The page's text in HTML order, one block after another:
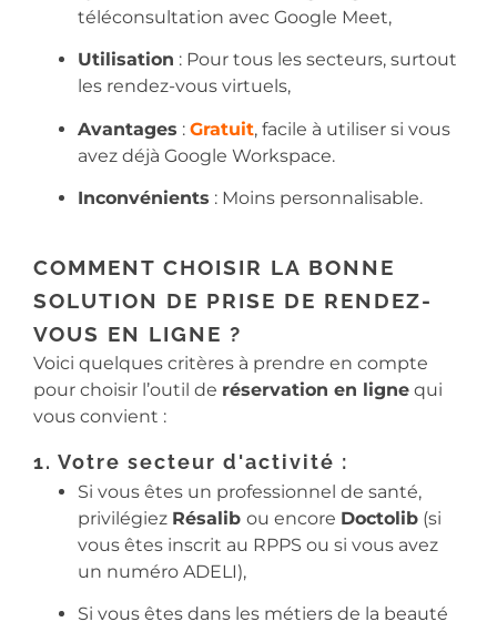
téléconsultation avec Google Meet,
Utilisation : Pour tous les secteurs, surtout
les rendez-vous virtuels,
Avantages : Gratuit, facile à utiliser si vous
avez déjà Google Workspace.
Inconvénients : Moins personnalisable.
COMMENT CHOISIR LA BONNE
SOLUTION DE PRISE DE RENDEZ-
VOUS EN LIGNE ?
Voici quelques critères à prendre en compte
pour choisir l’outil de réservation en ligne qui
vous convient :
1. Votre secteur d'activité :
Si vous êtes un professionnel de santé,
privilégiez Résalib ou encore Doctolib (si
vous êtes inscrit au RPPS ou si vous avez
un numéro ADELI),
Si vous êtes dans les métiers de la beauté